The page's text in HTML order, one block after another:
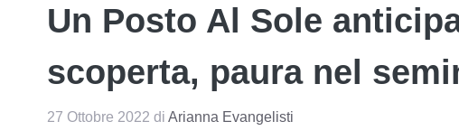
Un Posto Al Sole
scoperta, paura nel
27 Ottobre 2022 di Arianna Evangelisti